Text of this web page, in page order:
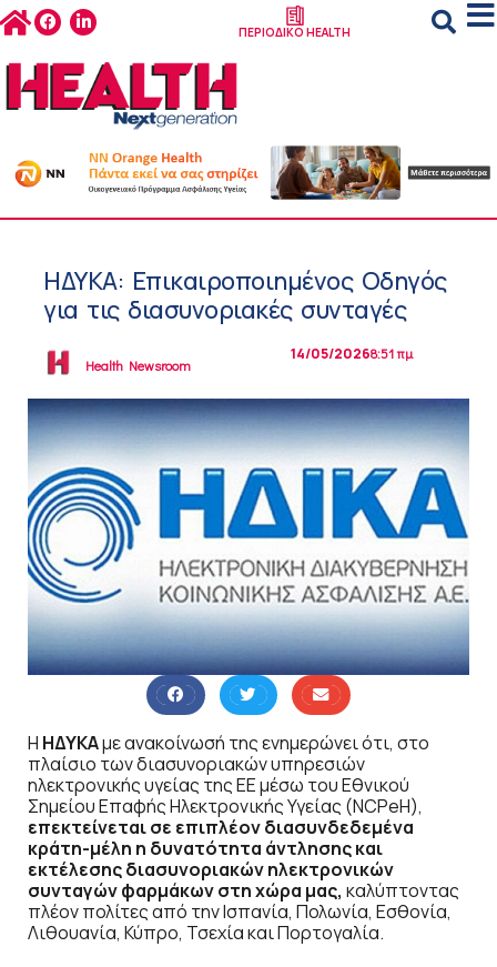
ΠΕΡΙΟΔΙΚΟ HEALTH
ΗΔΥΚΑ: Επικαιροποιημένος Οδηγός
για τις διασυνοριακές συνταγές
Health Newsroom
14/05/20268:51 πμ
Η ΗΔΥΚΑμε ανακοίνωσή της ενημερώνει ότι, στο
πλαίσιο των διασυνοριακών υπηρεσιών
ηλεκτρονικής υγείας της ΕΕ μέσω του Εθνικού
Σημείου Επαφής Ηλεκτρονικής Υγείας (NCPeH),
επεκτείνεται σε επιπλέον διασυνδεδεμένα
κράτη-μέλη η δυνατότητα άντλησης και
εκτέλεσης διασυνοριακών ηλεκτρονικών
συνταγών φαρμάκων στη χώρα μας, καλύπτοντας
πλέον πολίτες από την Ισπανία, Πολωνία, Εσθονία,
Λιθουανία, Κύπρο, Τσεχία και Πορτογαλία.